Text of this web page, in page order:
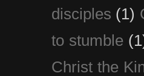
disciples (1)
to stumble
Christ the